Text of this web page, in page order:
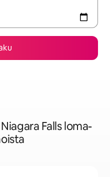
Falls loma-